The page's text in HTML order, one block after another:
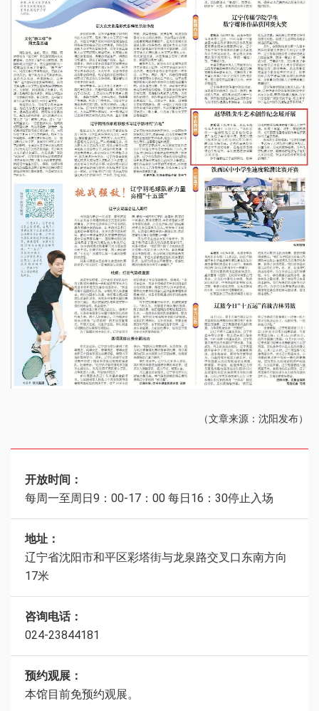
（文章来源：沈阳发布）
开放时间：
每周一至周日9：00-17：00 每日16：30停止入场
地址：
辽宁省沈阳市和平区彩塔街与龙泉路交叉口东南方向
17米
咨询电话：
024-23844181
预约观展：
本馆目前免预约观展。